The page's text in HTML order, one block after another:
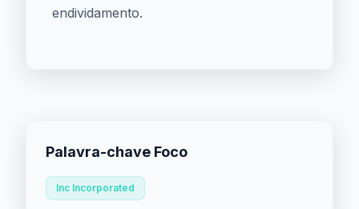
endividamento.
Palavra-chave Foco
Inc Incorporated